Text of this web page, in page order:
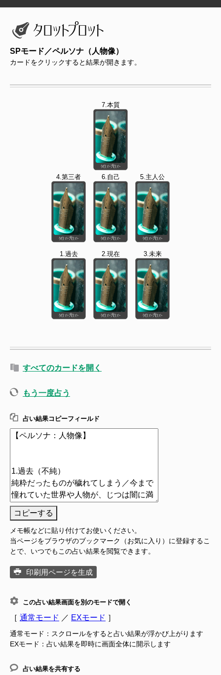
SPモード／ペルソナ（人物像）
カードをクリックすると結果が開きます。
7.本質
4.第三者 6.自己 5.主人公
1.過去 2.現在 3.未来
すべてのカードを開く
もう一度占う
占い結果コピーフィールド
コピーする
メモ帳などに貼り付けてお使いください。
当ページをブラウザのブックマーク（お気に入り）に登録するこ
とで、いつでもこの占い結果を閲覧できます。
印刷用ページを生成
この占い結果画面を別のモードで開く
［ 通常モード ／ EXモード ］
通常モード：スクロールをすると占い結果が浮かび上がります
EXモード：占い結果を即時に画面全体に開示します
占い結果を共有する